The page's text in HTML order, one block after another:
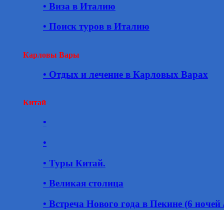
• Виза в Италию
• Поиск туров в Италию
Карловы Вары
• Отдых и лечение в Карловых Варах
Китай
•
•
• Туры Китай.
• Великая столица
• Встреча Нового года в Пекине (6 ночей